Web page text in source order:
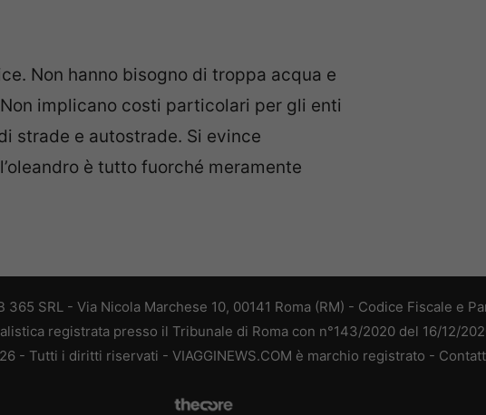
Non hanno bisogno di troppa acqua e
implicano costi particolari per gli enti
strade e autostrade. Si evince
è tutto fuorché meramente
SRL - Via Nicola Marchese 10, 00141 Roma (RM) - Codice Fiscale e
registrata presso il Tribunale di Roma con n°143/2020 del 16/12/
- Tutti i diritti riservati - VIAGGINEWS.COM è marchio registrato -